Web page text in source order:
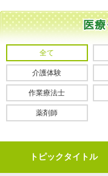
全て
介護体験
作業療法士
薬剤師
トピックタイトル